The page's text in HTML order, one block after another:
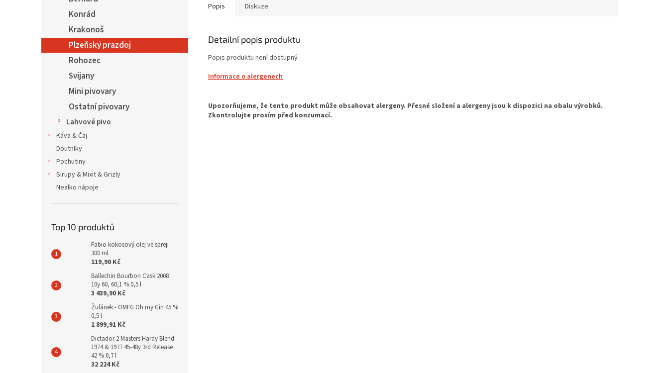
Konrád
Krakonoš
Plzeňský prazdoj
Rohozec
Svijany
Mini pivovary
Ostatní pivovary
Lahvové pivo
Káva & Čaj
Doutníky
Pochutiny
Sirupy & Mixit & Grizly
Nealko nápoje
Top 10 produktů
Fabio kokosový olej ve spreji
300 ml
119,90 Kč
Ballechin Bourbon Cask 2008
10y 60, 60,1 % 0,5 l
3 439,90 Kč
Žufánek - OMFG Oh my Gin 45 %
0,5 l
1 899,91 Kč
Dictador 2 Masters Hardy Blend
1974 & 1977 45-48y 3rd Release
42 % 0,7 l
32 224 Kč
Popis Diskuze
Detailní popis produktu
Popis produktu není dostupný
Informace o alergenech